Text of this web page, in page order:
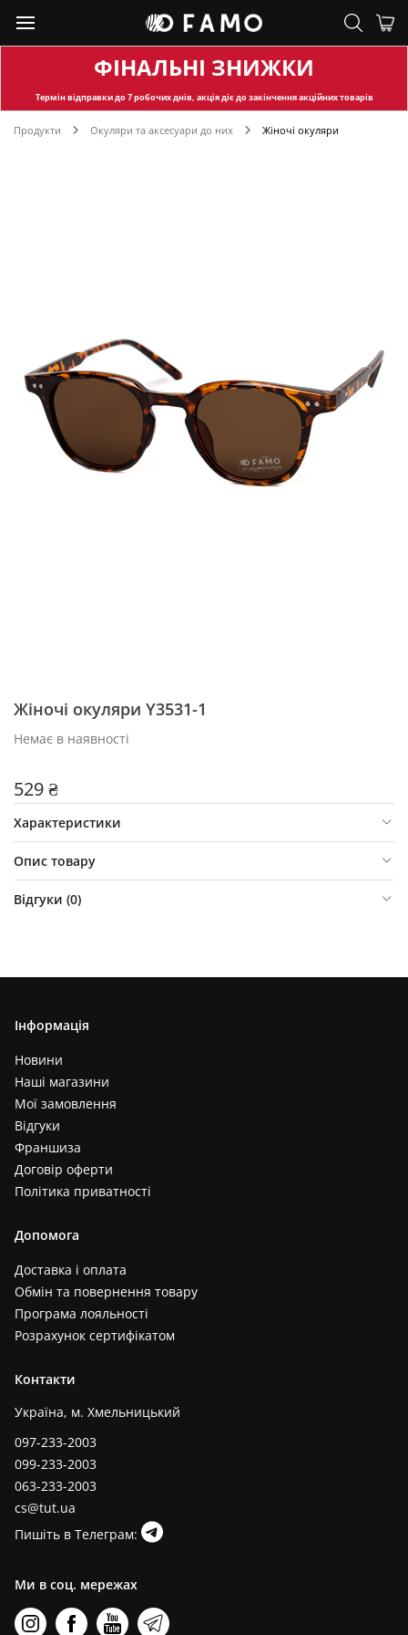
ФІНАЛЬНІ ЗНИЖКИ
Термін відправкидо 7 робочих днів, акція діє до закінчення акційних товарів
Продукти Окуляри та аксесуари до них Жіночі окуляри
Жіночі окуляри Y3531-1
Немає в наявності
529 ₴
Характеристики
Опис товару
Відгуки (0)
Інформація
Новини
Наші магазини
Мої замовлення
Відгуки
Франшиза
Договір оферти
Політика приватності
Допомога
Доставка і оплата
Обмін та повернення товару
Програма лояльності
Розрахунок сертифікатом
Контакти
Україна, м. Хмельницький
097-233-2003
099-233-2003
063-233-2003
cs@tut.ua
Пишіть в Телеграм:
Ми в соц. мережах